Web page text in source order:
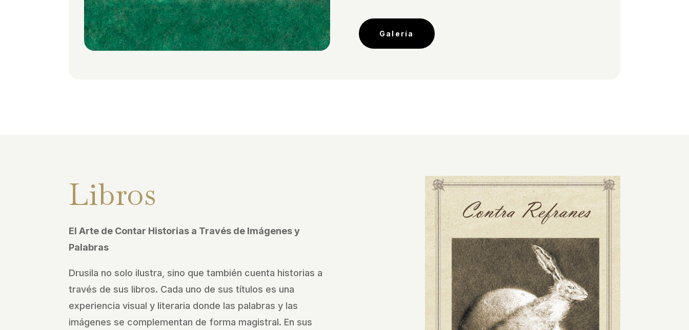
Galería
Libros
El Arte de Contar Historias a Través de Imágenes y
Palabras
Drusila no solo ilustra, sino que también cuenta historias a
través de sus libros. Cada uno de sus títulos es una
experiencia visual y literaria donde las palabras y las
imágenes se complementan de forma magistral. En sus